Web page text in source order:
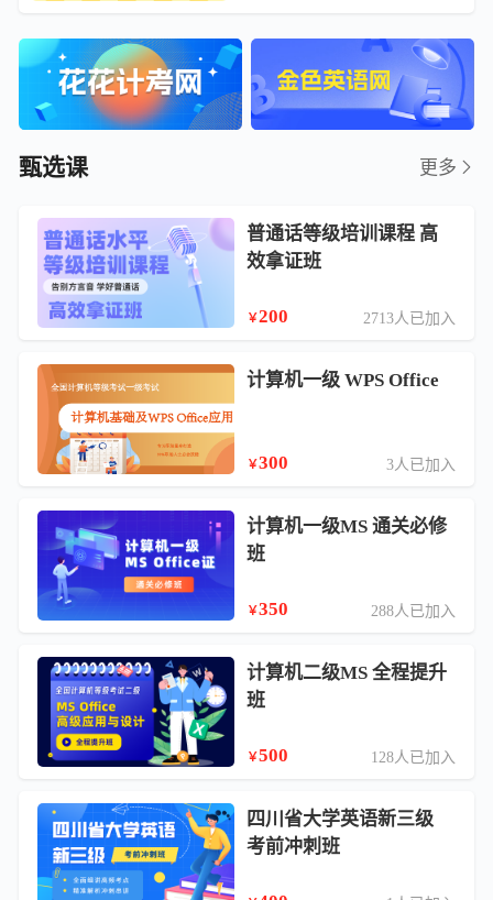
甄选课 更多
普通话等级培训课程 高
效拿证班
￥200 2713人已加入
计算机一级 WPS Office
￥300 3人已加入
计算机一级MS 通关必修
班
￥350 288人已加入
计算机二级MS 全程提升
班
￥500 128人已加入
四川省大学英语新三级
考前冲刺班